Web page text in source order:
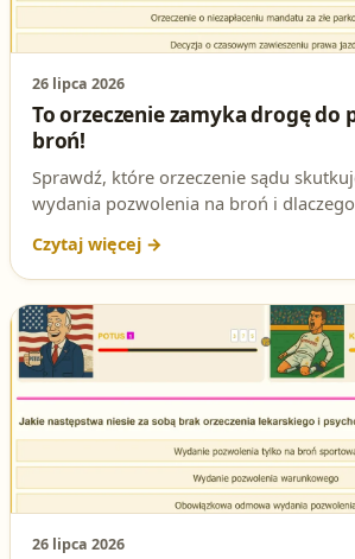
26 lipca 2026
To orzeczenie zamyka drogę do
broń!
Sprawdź, które orzeczenie sądu
wydania pozwolenia na broń i
wpływem alkoholu może przekreślić
uzyskanie.
26 lipca 2026